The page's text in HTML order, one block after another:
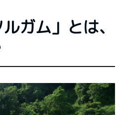
ガム」とは、